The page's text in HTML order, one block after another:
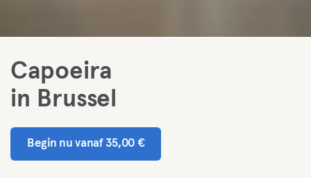
Capoeira
in Brussel
Begin nu vanaf 35,00 €